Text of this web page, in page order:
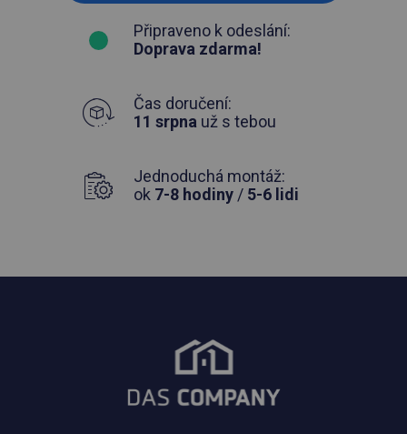
Připraveno k odeslání:
Doprava zdarma!
Čas doručení:
11 srpna už s tebou
Jednoduchá montáž:
ok 7-8 hodiny / 5-6 lidi